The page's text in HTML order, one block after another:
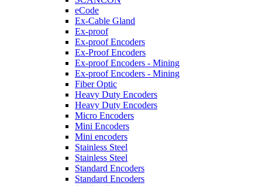
eCode
Ex-Cable Gland
Ex-proof
Ex-proof Encoders
Ex-Proof Encoders
Ex-proof Encoders - Mining
Ex-proof Encoders - Mining
Fiber Optic
Heavy Duty Encoders
Heavy Duty Encoders
Micro Encoders
Mini Encoders
Mini encoders
Stainless Steel
Stainless Steel
Standard Encoders
Standard Encoders